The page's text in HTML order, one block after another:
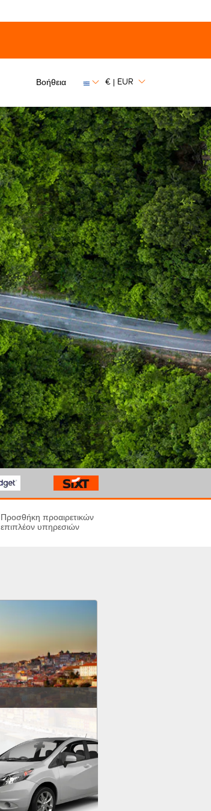
Βοήθεια € | EUR
Προσθήκη προαιρετικών
επιπλέον υπηρεσιών